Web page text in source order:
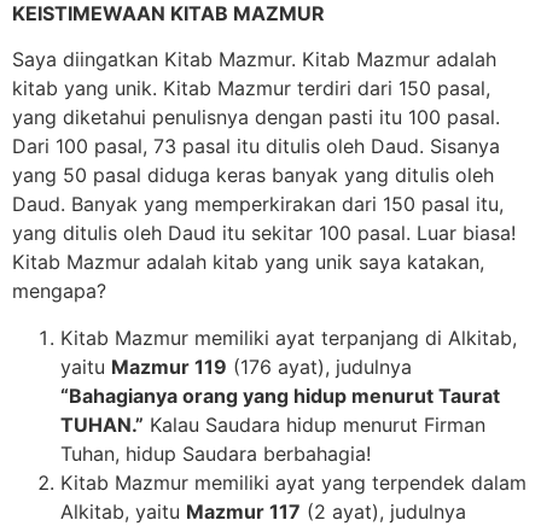
KEISTIMEWAAN KITAB MAZMUR
Saya diingatkan Kitab Mazmur. Kitab Mazmur adalah
kitab yang unik. Kitab Mazmur terdiri dari 150 pasal,
yang diketahui penulisnya dengan pasti itu 100 pasal.
Dari 100 pasal, 73 pasal itu ditulis oleh Daud. Sisanya
yang 50 pasal diduga keras banyak yang ditulis oleh
Daud. Banyak yang memperkirakan dari 150 pasal itu,
yang ditulis oleh Daud itu sekitar 100 pasal. Luar biasa!
Kitab Mazmur adalah kitab yang unik saya katakan,
mengapa?
Kitab Mazmur memiliki ayat terpanjang di Alkitab,
yaitu Mazmur 119 (176 ayat), judulnya
“Bahagianya orang yang hidup menurut Taurat
TUHAN.” Kalau Saudara hidup menurut Firman
Tuhan, hidup Saudara berbahagia!
Kitab Mazmur memiliki ayat yang terpendek dalam
Alkitab, yaitu Mazmur 117 (2 ayat), judulnya